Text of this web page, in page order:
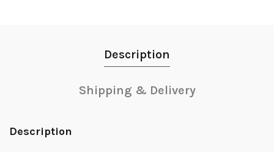
Description
Shipping & Delivery
Description